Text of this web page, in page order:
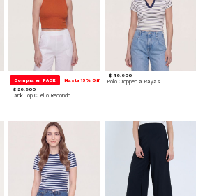
Compra en PACK Hasta 15% Off
$ 29.900
Tank Top Cuello Redondo
$ 49.900
Polo Cropped a Rayas